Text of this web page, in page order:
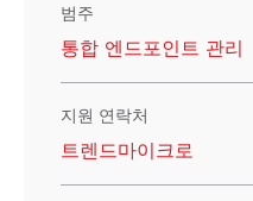
범주
통합 엔드포인트 관리
지원 연락처
트렌드마이크로